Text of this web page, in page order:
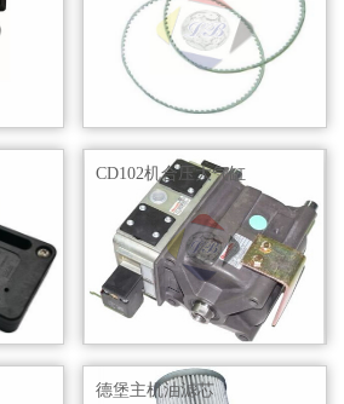
CD102机合压大气缸
德堡主机油滤芯